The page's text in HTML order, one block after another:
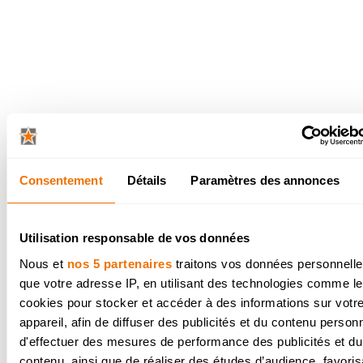
Consentement Détails Paramètres des annonces
Utilisation responsable de vos données
Nous et nos 5 partenairestraitons vos données
que votre adresse IP, en utilisant des technologies comme
cookies pour stocker et accéder à des informations sur votre
appareil, afin de diffuser des publicités et du contenu
d'effectuer des mesures de performance des publicités et du
venez travailler chez
Contactez-nous pour plus d'informations
via le formulaire de contact ci-dessous.
en a une, dans le champ "motivation" du
formulaire.